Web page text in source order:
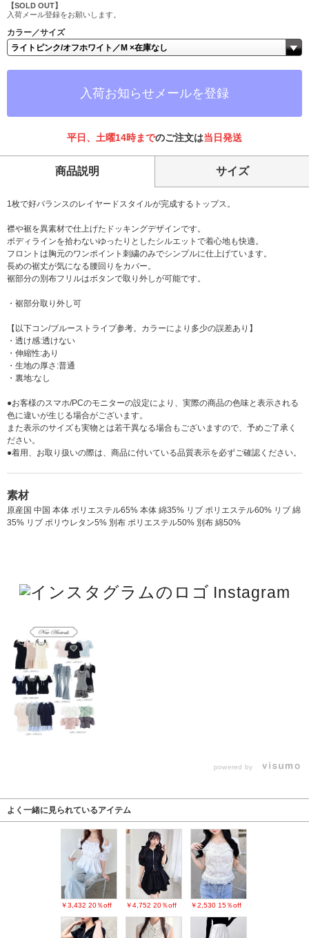
【SOLD OUT】
入荷メール登録をお願いします。
カラー／サイズ
入荷お知らせメールを登録
平日、土曜14時までのご注文は当日発送
商品説明 サイズ
1枚で好バランスのレイヤードスタイルが完成するトップス。
襟や裾を異素材で仕上げたドッキングデザインです。
ボディラインを拾わないゆったりとしたシルエットで着心地も快適。
フロントは胸元のワンポイント刺繍のみでシンプルに仕上げています。
長めの裾丈が気になる腰回りをカバー。
裾部分の別布フリルはボタンで取り外しが可能です。
・裾部分取り外し可
【以下コン/ブルーストライプ参考。カラーにより多少の誤差あり】
・透け感:透けない
・伸縮性:あり
・生地の厚さ:普通
・裏地:なし
●お客様のスマホ/PCのモニターの設定により、実際の商品の色味と表示される
色に違いが生じる場合がございます。
また表示のサイズも実物とは若干異なる場合もございますので、予めご了承く
ださい。
●着用、お取り扱いの際は、商品に付いている品質表示を必ずご確認ください。
素材
原産国 中国 本体 ポリエステル65% 本体 綿35% リブ ポリエステル60% リブ 綿
35% リブ ポリウレタン5% 別布 ポリエステル50% 別布 綿50%
Instagram
powered by
よく一緒に見られているアイテム
￥3,432 20％off ￥4,752 20％off ￥2,530 15％off